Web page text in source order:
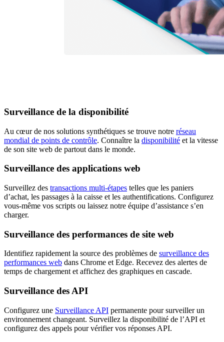
Surveillance de la disponibilité
Au cœur de nos solutions synthétiques se trouve notre réseau
mondial de points de contrôle. Connaître la disponibilité et la vitesse
de son site web de partout dans le monde.
Surveillance des applications web
Surveillez des transactions multi-étapes telles que les paniers
d’achat, les passages à la caisse et les authentifications. Configurez
vous-même vos scripts ou laissez notre équipe d’assistance s’en
charger.
Surveillance des performances de site web
Identifiez rapidement la source des problèmes de surveillance des
performances web dans Chrome et Edge. Recevez des alertes de
temps de chargement et affichez des graphiques en cascade.
Surveillance des API
Configurez une Surveillance API permanente pour surveiller un
environnement changeant. Surveillez la disponibilité de l’API et
configurez des appels pour vérifier vos réponses API.